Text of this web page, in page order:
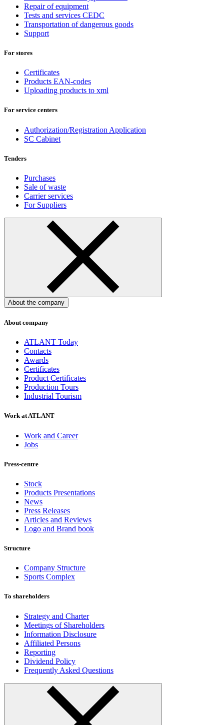
Repair of equipment
Tests and services CEDC
Transportation of dangerous goods
Support
For stores
Certificates
Products EAN-codes
Uploading products to xml
For service centers
Authorization/Registration Application
SC Cabinet
Tenders
Purchases
Sale of waste
Carrier services
For Suppliers
About the company
About company
ATLANT Today
Contacts
Awards
Certificates
Product Certificates
Production Tours
Industrial Tourism
Work at ATLANT
Work and Career
Jobs
Press-centre
Stock
Products Presentations
News
Press Releases
Articles and Reviews
Logo and Brand book
Structure
Company Structure
Sports Complex
To shareholders
Strategy and Charter
Meetings of Shareholders
Information Disclosure
Affiliated Persons
Reporting
Dividend Policy
Frequently Asked Questions